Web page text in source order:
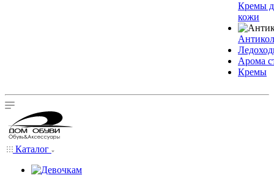
Кремы
кожи
Арома
Кремы
Каталог